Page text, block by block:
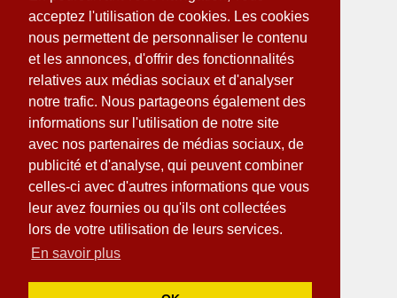
acceptez l'utilisation de cookies. Les cookies
nous permettent de personnaliser le contenu
et les annonces, d'offrir des fonctionnalités
relatives aux médias sociaux et d'analyser
notre trafic. Nous partageons également des
informations sur l'utilisation de notre site
avec nos partenaires de médias sociaux, de
publicité et d'analyse, qui peuvent combiner
celles-ci avec d'autres informations que vous
leur avez fournies ou qu'ils ont collectées
lors de votre utilisation de leurs services.
En savoir plus